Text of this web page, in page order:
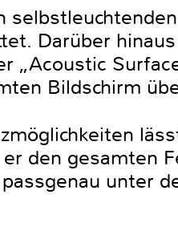
Darüber
„Acoustic
Bildschirm
den gesamten
unter